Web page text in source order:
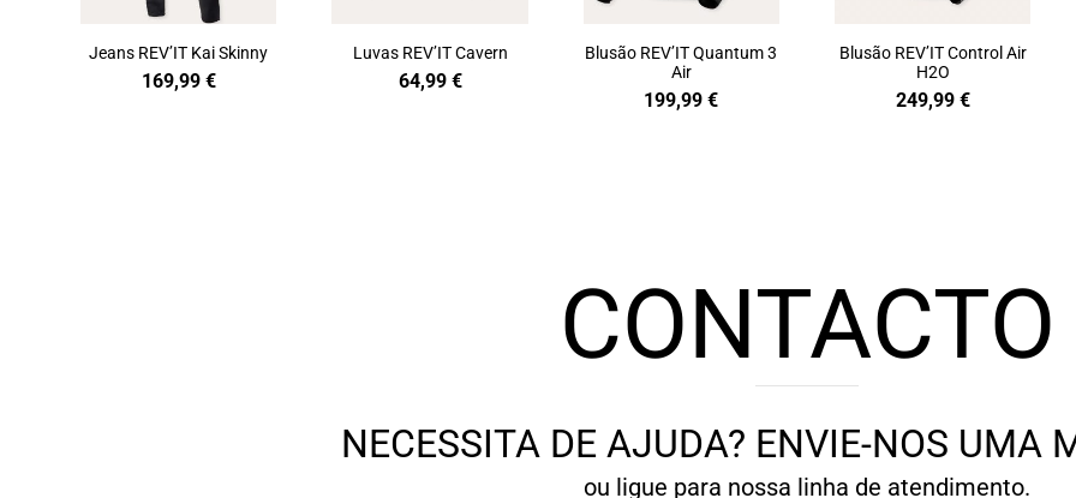
Jeans REV’IT Kai Skinny
169,99 €
Luvas REV’IT Cavern
64,99 €
Blusão REV’IT Quantum 3
Air
199,99€
Blusão REV’IT Control Air
H2O
249,99 €
CONTACTO
NECESSITA DE AJUDA? ENVIE-NOS UMA
ou ligue para nossa linha de atendimento.